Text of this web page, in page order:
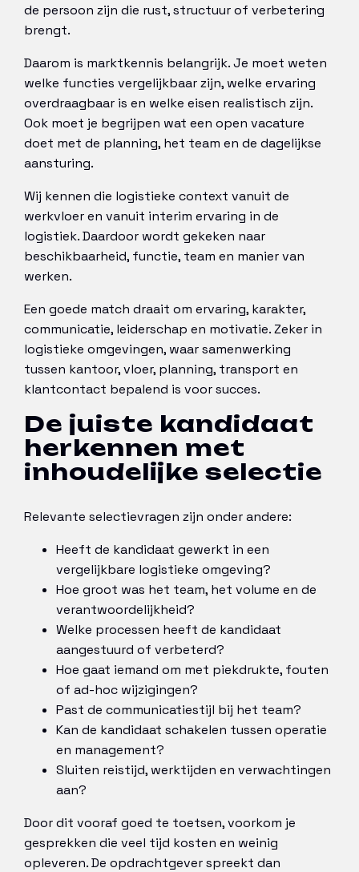
de persoon zijn die rust, structuur of verbetering
brengt.
Daarom is marktkennis belangrijk. Je moet weten
welke functies vergelijkbaar zijn, welke ervaring
overdraagbaar is en welke eisen realistisch zijn.
Ook moet je begrijpen wat een open vacature
doet met de planning, het team en de dagelijkse
aansturing.
Wij kennen die logistieke context vanuit de
werkvloer en vanuit interim ervaring in de
logistiek. Daardoor wordt gekeken naar
beschikbaarheid, functie, team en manier van
werken.
Een goede match draait om ervaring, karakter,
communicatie, leiderschap en motivatie. Zeker in
logistieke omgevingen, waar samenwerking
tussen kantoor, vloer, planning, transport en
klantcontact bepalend is voor succes.
De juiste kandidaat
herkennen met
inhoudelijke selectie
Relevante selectievragen zijn onder andere:
Heeft de kandidaat gewerkt in een
vergelijkbare logistieke omgeving?
Hoe groot was het team, het volume en de
verantwoordelijkheid?
Welke processen heeft de kandidaat
aangestuurd of verbeterd?
Hoe gaat iemand om met piekdrukte, fouten
of ad-hoc wijzigingen?
Past de communicatiestijl bij het team?
Kan de kandidaat schakelen tussen operatie
en management?
Sluiten reistijd, werktijden en verwachtingen
aan?
Door dit vooraf goed te toetsen, voorkom je
gesprekken die veel tijd kosten en weinig
opleveren. De opdrachtgever spreekt dan